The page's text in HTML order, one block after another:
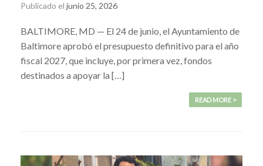
Publicado el junio 25, 2026
BALTIMORE, MD — El 24 de junio, el Ayuntamiento de
Baltimore aprobó el presupuesto definitivo para el año
fiscal 2027, que incluye, por primera vez, fondos
destinados a apoyar la […]
READ MORE >